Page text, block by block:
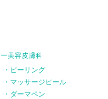
美容皮膚科
ピーリング
マッサージピール
ダーマペン